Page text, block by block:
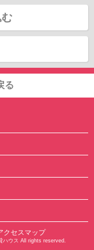
る
クセスマップ
ハウス All rights reserved.